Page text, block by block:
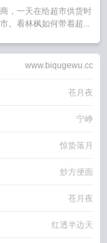
，一天在给超市供货时
。看林枫如何带着超...
www.biqugewu.cc
苍月夜
宁峥
惊蛰落月
炒方便面
苍月夜
红透半边天